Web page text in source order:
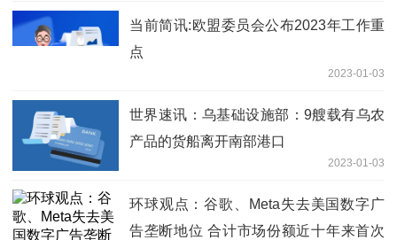
当前简讯:欧盟委员会公布2023年工作重
点
2023-01-03
世界速讯：乌基础设施部：9艘载有乌农
产品的货船离开南部港口
2023-01-03
环球观点：谷歌、Meta失去美国数字广
告垄断地位 合计市场份额近十年来首次